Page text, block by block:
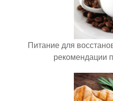
Питание для
рекомендации